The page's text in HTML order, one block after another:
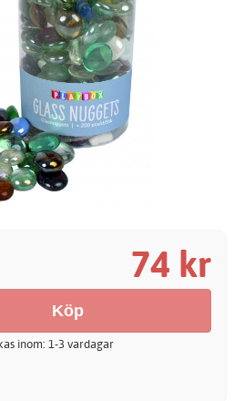
74 kr
inom: 1-3 vardagar